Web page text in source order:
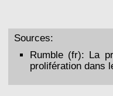
Sources:
Rumble (fr): La
prolifération dans